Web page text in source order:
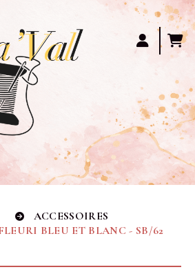
ACCESSOIRES
BLEU ET BLANC - SB/62